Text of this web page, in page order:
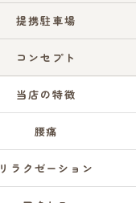
提携駐車場
コンセプト
当店の特徴
腰痛
リラクゼーション